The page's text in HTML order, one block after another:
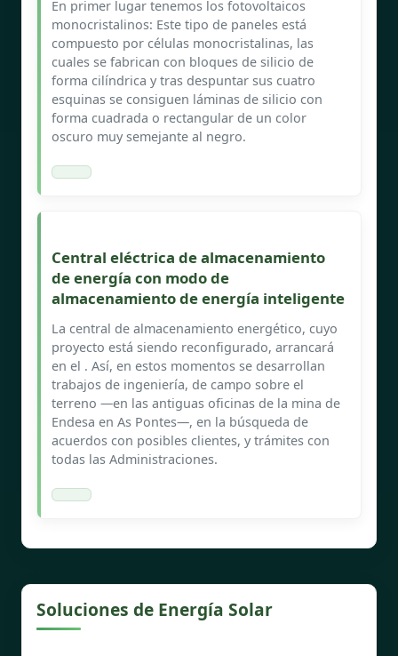
En primer lugar tenemos los fotovoltaicos
monocristalinos: Este tipo de paneles está
compuesto por células monocristalinas, las
cuales se fabrican con bloques de silicio de
forma cilíndrica y tras despuntar sus cuatro
esquinas se consiguen láminas de silicio con
forma cuadrada o rectangular de un color
oscuro muy semejante al negro.
Central eléctrica de almacenamiento
de energía con modo de
almacenamiento de energía inteligente
La central de almacenamiento energético, cuyo
proyecto está siendo reconfigurado, arrancará
en el . Así, en estos momentos se desarrollan
trabajos de ingeniería, de campo sobre el
terreno —en las antiguas oficinas de la mina de
Endesa en As Pontes—, en la búsqueda de
acuerdos con posibles clientes, y trámites con
todas las Administraciones.
Soluciones de Energía Solar